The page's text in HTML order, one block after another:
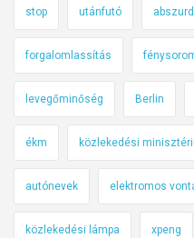
stop utánfutó
forgalomlassítás
levegőminőség Berlin
ékm közlekedési
autónevek elektromos
közlekedési lámpa xpeng